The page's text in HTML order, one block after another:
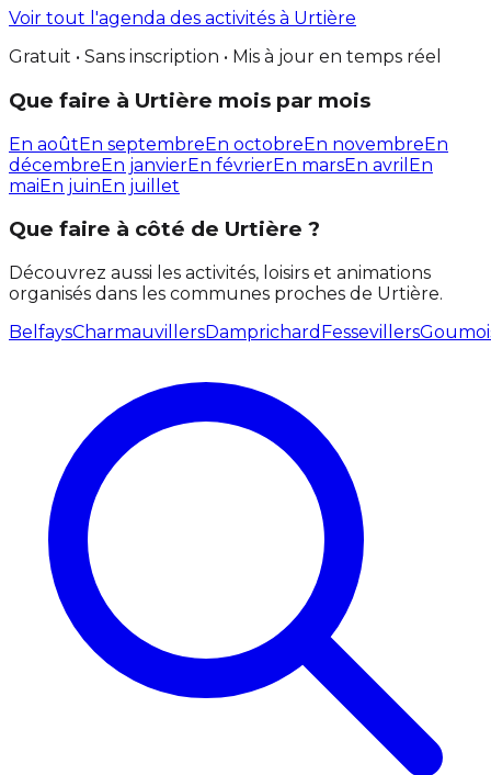
Voir tout l'agenda des activités à Urtière
Gratuit • Sans inscription • Mis à jour en temps réel
Que faire à Urtière mois par mois
En aoûtEn septembreEn octobreEn novembreEn
décembreEn janvierEn févrierEn marsEn avril En
maiEn juinEn juillet
Que faire à côté de Urtière ?
Découvrez aussi les activités, loisirs et animations
organisés dans les communes proches de Urtière.
BelfaysCharmauvillersDamprichard Fessevillers